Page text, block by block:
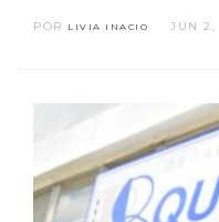
POR LIVIA INACIO JUN 2,